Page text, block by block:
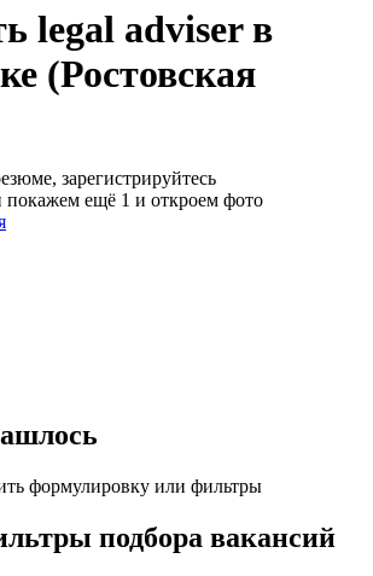
legal adviser в
(Ростовская
зарегистрируйтесь
покажем ещё 1 и откроем фото
формулировку или фильтры
подбора вакансий